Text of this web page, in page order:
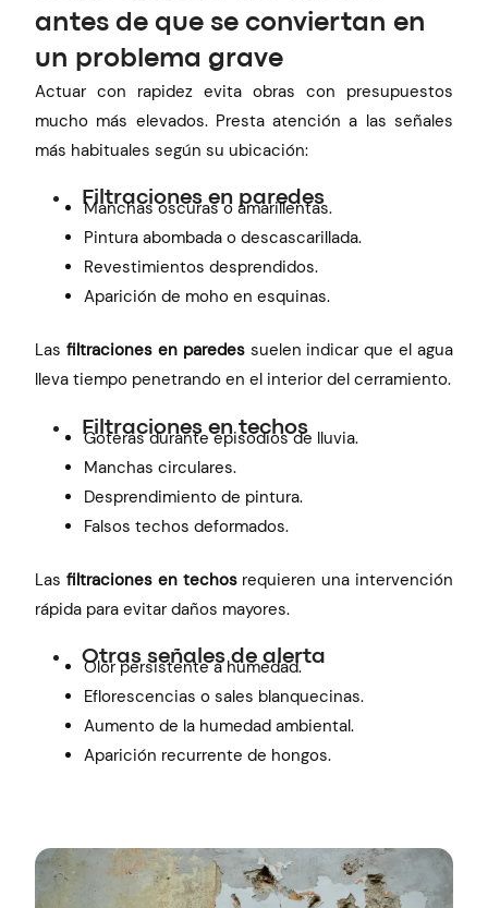
antes de que se conviertan en
un problema grave
Actuar con rapidez evita obras con presupuestos
mucho más elevados. Presta atención a las señales
más habituales según su ubicación:
Filtraciones en paredes
Manchas oscuras o amarillentas.
Pintura abombada o descascarillada.
Revestimientos desprendidos.
Aparición de moho en esquinas.
Las filtraciones en paredessuelen indicar que el agua
lleva tiempo penetrando en el interior del cerramiento.
Filtraciones en techos
Goteras durante episodios de lluvia.
Manchas circulares.
Desprendimiento de pintura.
Falsos techos deformados.
Las filtraciones en techosrequieren una intervención
rápida para evitar daños mayores.
Otras señales de alerta
Olor persistente a humedad.
Eflorescencias o sales blanquecinas.
Aumento de la humedad ambiental.
Aparición recurrente de hongos.